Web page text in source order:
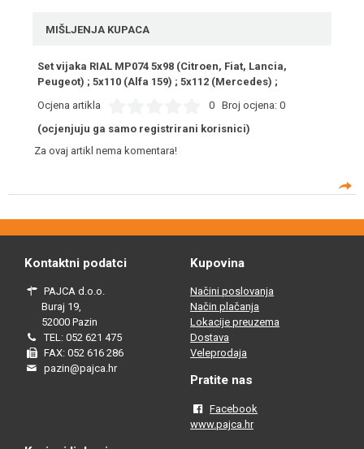
MIŠLJENJA KUPACA
Set vijaka RIAL MP074 5x98 (Citroen, Fiat, Lancia,
Peugeot) ; 5x110 (Alfa 159) ; 5x112 (Mercedes) ;
Ocjena artikla
0 Broj ocjena: 0
(ocjenjuju ga samo registrirani korisnici)
Za ovaj artikl nema komentara!
Kontaktni podatci
PAJCA d.o.o.
Buraj 19,
52000 Pazin
TEL: 052 621 475
FAX: 052 616 286
pazin@pajca.hr
Kupovina
Načini poslovanja
Način plačanja
Lokacije preuzema
Dostava
Veleprodaja
Pratite nas
Facebook
www.pajca.hr